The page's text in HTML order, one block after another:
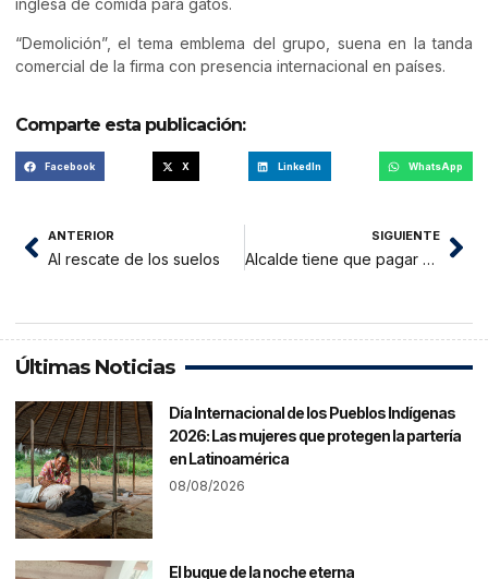
inglesa de comida para gatos.
“Demolición”, el tema emblema del grupo, suena en la tanda
comercial de la firma con presencia internacional en países.
Comparte esta publicación:
Facebook X LinkedIn WhatsApp
ANTERIOR
Al rescate de los suelos
SIGUIENTE
Alcalde tiene que pagar casi 6 millones de soles de gastos corrientes y de capital
Últimas Noticias
Día Internacional de los Pueblos Indígenas
2026: Las mujeres que protegen la partería
en Latinoamérica
08/08/2026
El buque de la noche eterna